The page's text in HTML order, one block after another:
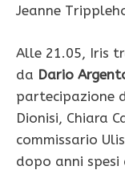
Jeanne
Alle 21.05, Iris
da Dario
partecipazione
Dionisi, Chiara
commissario
dopo anni